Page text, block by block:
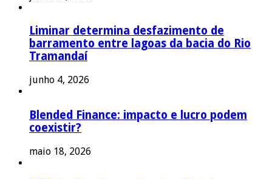
Liminar determina desfazimento de
barramento entre lagoas da bacia do Rio
Tramandaí
junho 4, 2026
Blended Finance: impacto e lucro podem
coexistir?
maio 18, 2026